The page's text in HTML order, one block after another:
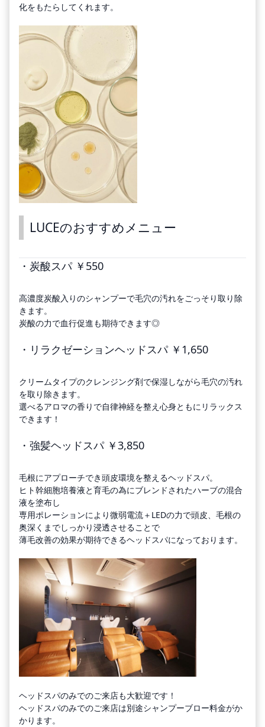
化をもたらしてくれます。
LUCEのおすすめメニュー
・炭酸スパ ￥550
高濃度炭酸入りのシャンプーで毛穴の汚れをごっそり取り除
きます。
炭酸の力で血行促進も期待できます◎
・リラクゼーションヘッドスパ ￥1,650
クリームタイプのクレンジング剤で保湿しながら毛穴の汚れ
を取り除きます。
選べるアロマの香りで自律神経を整え心身ともにリラックス
できます！
・強髪ヘッドスパ ￥3,850
毛根にアプローチでき頭皮環境を整えるヘッドスパ。
ヒト幹細胞培養液と育毛の為にブレンドされたハーブの混合
液を塗布し
専用ポレーションにより微弱電流＋LEDの力で頭皮、毛根の
奥深くまでしっかり浸透させることで
薄毛改善の効果が期待できるヘッドスパになっております。
ヘッドスパのみでのご来店も大歓迎です！
ヘッドスパのみでのご来店は別途シャンプーブロー料金がか
かります。